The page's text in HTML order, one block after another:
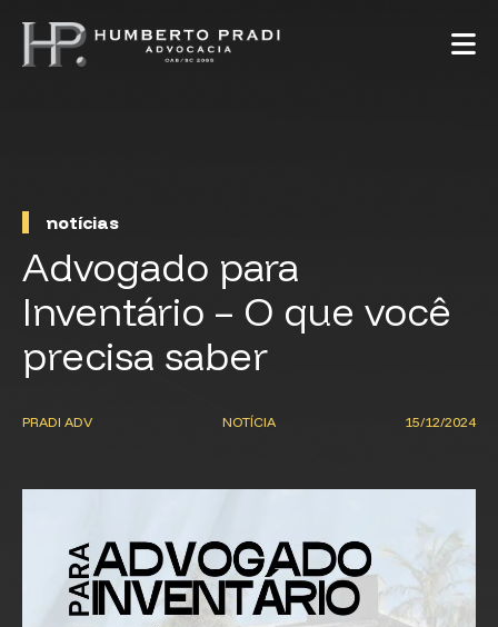
notícias
Advogado para
Inventário – O que você
precisa saber
PRADI ADV NOTÍCIA 15/12/2024